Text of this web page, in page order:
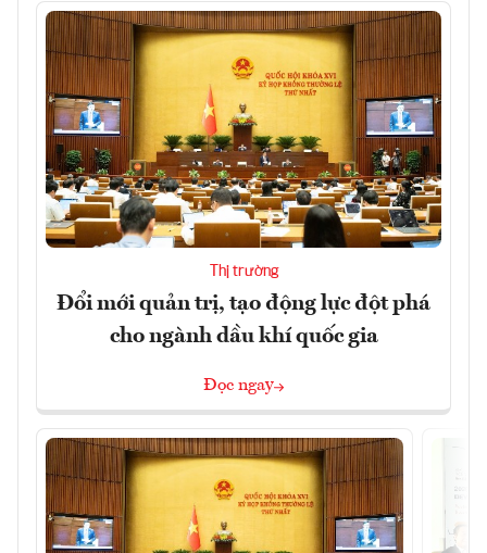
Thị trường
Đổi mới quản trị, tạo động lực đột phá
cho ngành dầu khí quốc gia
Đọc ngay